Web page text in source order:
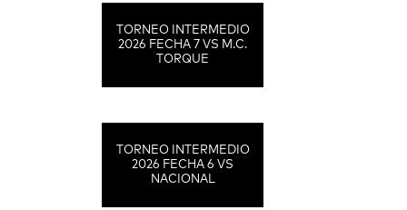
TORNEO INTERMEDIO
2026 FECHA 7 VS M.C.
TORQUE
TORNEO INTERMEDIO
2026 FECHA 6 VS
NACIONAL